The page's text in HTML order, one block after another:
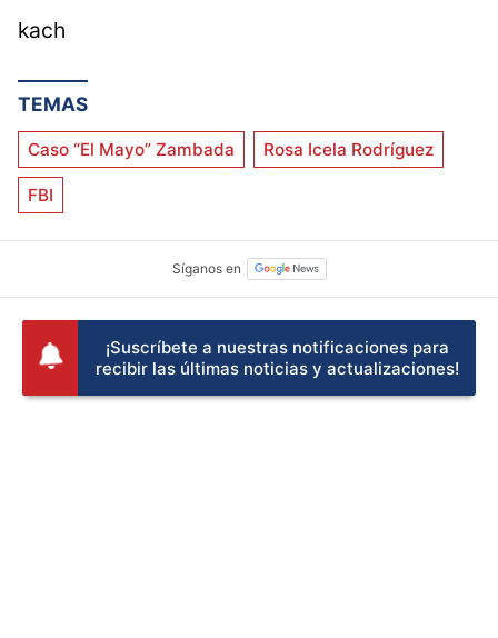
kach
TEMAS
Caso “El Mayo” Zambada Rosa Icela Rodríguez
FBI
¡Suscríbete a nuestras notificaciones para
recibir las últimas noticias y actualizaciones!